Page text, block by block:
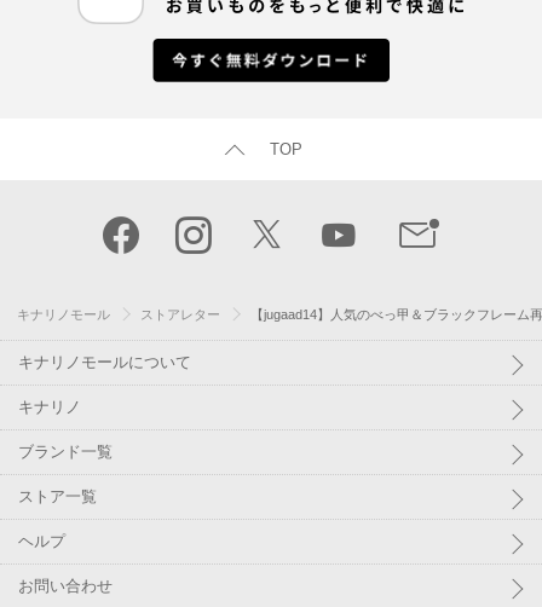
TOP
キナリノモール ストアレター 【jugaad14】人気のべっ甲＆ブラックフレーム
キナリノモールについて
キナリノ
ブランド一覧
ストア一覧
ヘルプ
お問い合わせ